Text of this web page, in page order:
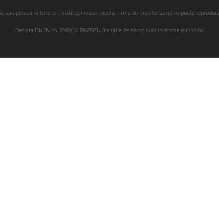
sau persoană (site-uri, instituţii mass-media, firme de monitorizare) nu poate
Decizia ONJN nr. 1598/16.09.2021. Jocurile de noroc sunt interzise minorilor.